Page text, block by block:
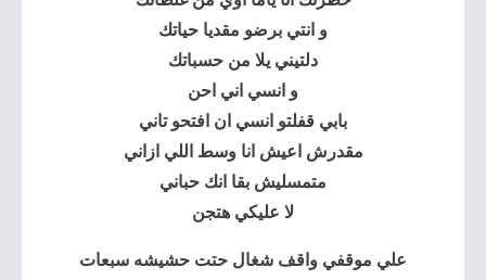
و انتي برضو مقديا حياتك
دلتيني يلا من حسباتك
و انسي اني احن
بابي قفلتو انسي ان افتحو تاني
مقدرش اعيش انا وسط اللي ازاني
متمسليش بقا انك حباني
لا عليكي هتجن
علي موقفي واقف شغال حتت حشيشه سبعات